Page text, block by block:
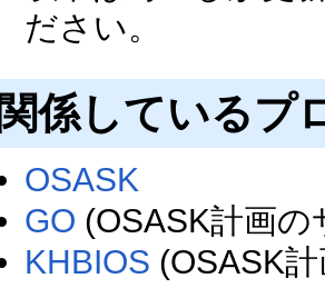
ださい。
関係しているプ
OSASK
GO (OSASK計画
KHBIOS (OSASK